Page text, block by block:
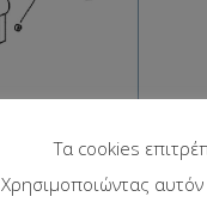
Τα cookies
Χρησιμοποιώντας